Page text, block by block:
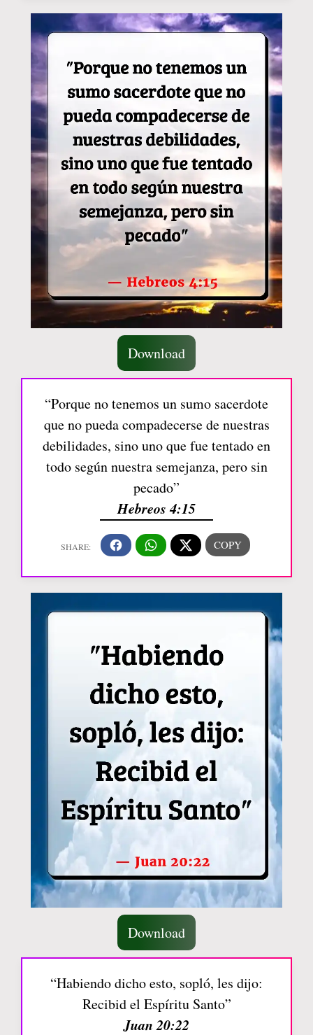
Download
“Porque no tenemos un sumo sacerdote
que no pueda compadecerse de nuestras
debilidades, sino uno que fue tentado en
todo según nuestra semejanza, pero sin
pecado”
Hebreos 4:15
Download
“Habiendo dicho esto, sopló, les dijo:
Recibid el Espíritu Santo”
Juan 20:22